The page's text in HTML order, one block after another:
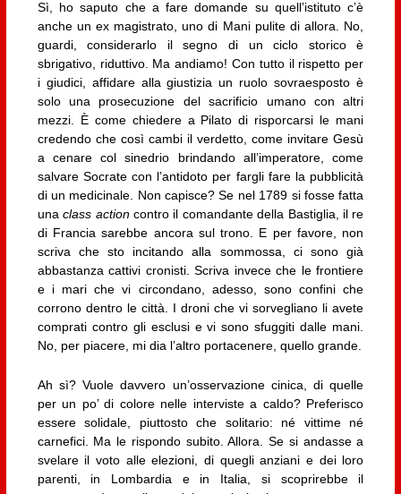
Sì, ho saputo che a fare domande su quell’istituto c’è
anche un ex magistrato, uno di Mani pulite di allora. No,
guardi, considerarlo il segno di un ciclo storico è
sbrigativo, riduttivo. Ma andiamo! Con tutto il rispetto per
i giudici, affidare alla giustizia un ruolo sovraesposto è
solo una prosecuzione del sacrificio umano con altri
mezzi. È come chiedere a Pilato di risporcarsi le mani
credendo che così cambi il verdetto, come invitare Gesù
a cenare col sinedrio brindando all’imperatore, come
salvare Socrate con l’antidoto per fargli fare la pubblicità
di un medicinale. Non capisce? Se nel 1789 si fosse fatta
unaclass actioncontro il comandante della Bastiglia, il re
di Francia sarebbe ancora sul trono. E per favore, non
scriva che sto incitando alla sommossa, ci sono già
abbastanza cattivi cronisti. Scriva invece che le frontiere
e i mari che vi circondano, adesso, sono confini che
corrono dentro le città. I droni che vi sorvegliano li avete
comprati contro gli esclusi e vi sono sfuggiti dalle mani.
No, per piacere, mi dia l’altro portacenere, quello grande.
Ah sì? Vuole davvero un’osservazione cinica, di quelle
per un po’ di colore nelle interviste a caldo? Preferisco
essere solidale, piuttosto che solitario: né vittime né
carnefici. Ma le rispondo subito. Allora. Se si andasse a
svelare il voto alle elezioni, di quegli anziani e dei loro
parenti, in Lombardia e in Italia, si scoprirebbe il